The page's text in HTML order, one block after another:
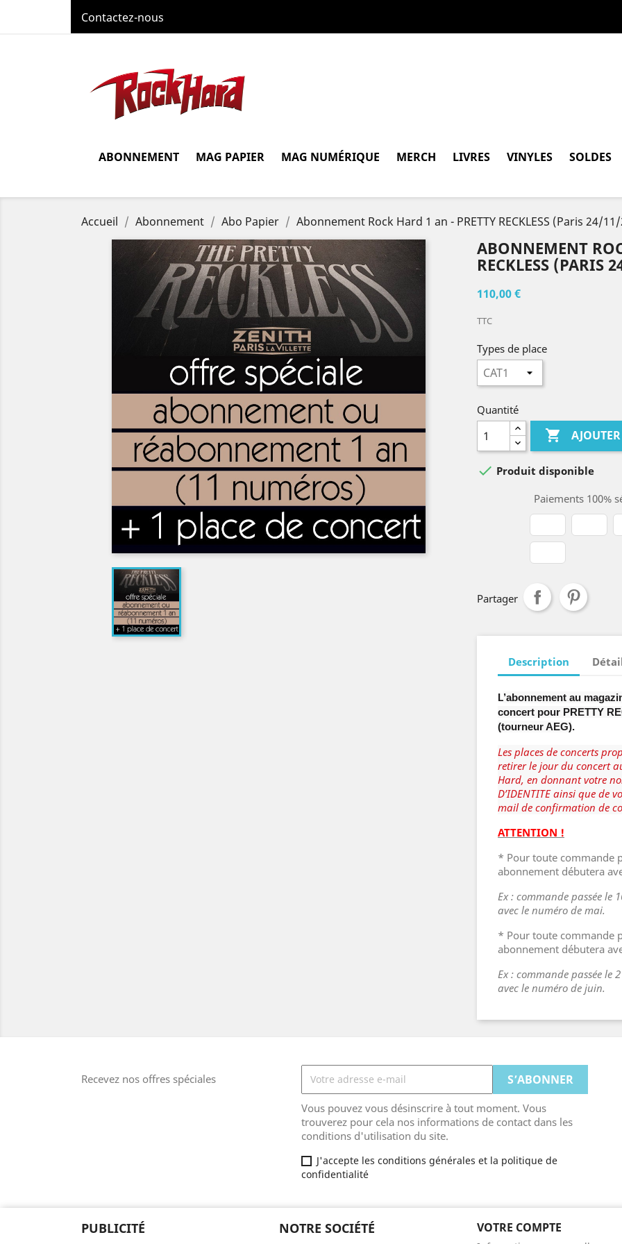
Contactez-nous
ABONNEMENT MAG PAPIER MAG NUMÉRIQUE MERCH LIVRES VINYLES SOLDES
Accueil Abonnement Abo Papier Abonnement Rock Hard 1 an - PRETTY RECKLESS (Paris 24/
ABONNEMENT
RECKLESS (PARIS
110,00 €
TTC
Types de place
Quantité

 Produit disponible
Paiements 100%
Partager
Description
L’abonnement au
concert pour PRETTY
(tourneur AEG).
Les places de concerts
retirer le jour du concert
Hard, en donnant votre
D’IDENTITE ainsi que de
mail de confirmation de
ATTENTION !
* Pour toute commande
abonnement débutera
Ex : commande passée le
avec le numéro de mai.
* Pour toute commande
abonnement débutera
Ex : commande passée le
avec le numéro de juin.
Recevez nos offres spéciales
Vous pouvez vous désinscrire à tout moment. Vous
trouverez pour cela nos informations de contact dans les
conditions d'utilisation du site.
J'accepte les conditions générales et la politique de
confidentialité
PUBLICITÉ NOTRE SOCIÉTÉ VOTRE COMPTE